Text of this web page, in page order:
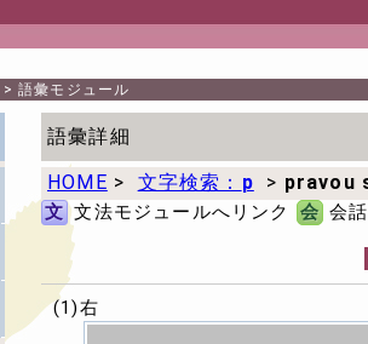
>語彙モジュール
語彙詳細
HOME > 文字検索： p > pravou
文 文法モジュールへリンク 会 会
(1)右